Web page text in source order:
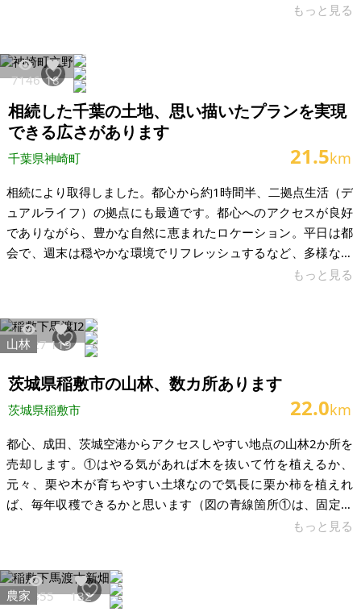
ん詰まった家です。壊してしまうのは心苦しく、この家を大切
には母屋・納屋・蔵・牛舎・車庫など複数の建物があります。
裏山も所有しており、そちらも一緒にお譲りしたいと考えてお
ります。現在は数年間空き家のため、庭には雑草が
もっと見る
7146 18
相続した千葉の土地、思い描いたプランを実現
できる広さがあります
千葉県神崎町 21.5km
相続により取得しました。都心から約1時間半、二拠点生活（デ
ュアルライフ）の拠点にも最適です。都心へのアクセスが良好
でありながら、豊かな自然に恵まれたロケーション。平日は都
会で、週末は穏やかな環境でリフレッシュするなど、多様なラ
いを自由に設計いただけます。広々としたお庭や家庭菜園、趣
味のスペースなど、思い描いたプランを実現できる十分な広さ
がございます。 四季の移ろいを感じる、穏やかな住環境です。
周辺は緑豊かな落ち着いた環境が
もっと見る
21527 119
山林
茨城県稲敷市の山林、数カ所あります
茨城県稲敷市 22.0km
都心、成田、茨城空港からアクセスしやすい地点の山林2か所を
売却します。①はやる気があれば木を抜いて竹を植えるか、
元々、栗や木が育ちやすい土壌なので気長に栗か柿を植えれ
ば、毎年収穫できるかと思います（図の青線箇所①は、固定資
産税200円くらい）。②は道路と電線があり更地にすれば太陽
こするのでそうそう問い合わせもないと思い公図等は取り寄せ
ておらず、詳細は調べておりません。ご興味がある方は地番図
もっと見る
22855 132
農家